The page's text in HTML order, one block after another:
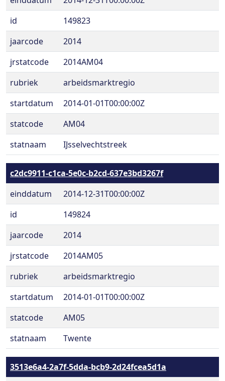
id
149823
jaarcode
2014
jrstatcode
2014AM04
rubriek
arbeidsmarktregio
startdatum
2014-01-01T00:00:00Z
statcode
AM04
statnaam
IJsselvechtstreek
c2dc9911-c1ca-5e0c-b2cd-637e3bd3267f
einddatum
2014-12-31T00:00:00Z
id
149824
jaarcode
2014
jrstatcode
2014AM05
rubriek
arbeidsmarktregio
startdatum
2014-01-01T00:00:00Z
statcode
AM05
statnaam
Twente
3513e6a4-2a7f-5dda-bcb9-2d24fcea5d1a